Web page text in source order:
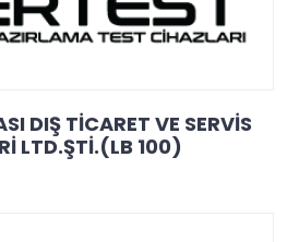
DIŞ TİCARET VE SERVİS
LTD.ŞTİ.(LB 100)